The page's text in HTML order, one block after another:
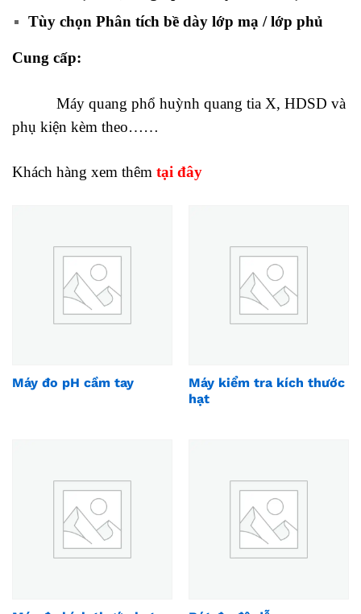
Tùy chọn Phân tích bề dày lớp mạ / lớp phủ
Cung cấp:
Máy quang phổ huỳnh quang tia X, HDSD và
phụ kiện kèm theo……
Khách hàng xem thêm tại đây
Máy đo pH cầm tay
Máy kiểm tra kích thước
hạt